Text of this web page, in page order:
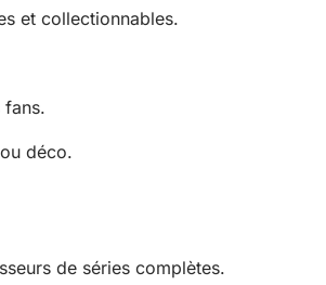
et collectionnables.
fans.
déco.
de séries complètes.